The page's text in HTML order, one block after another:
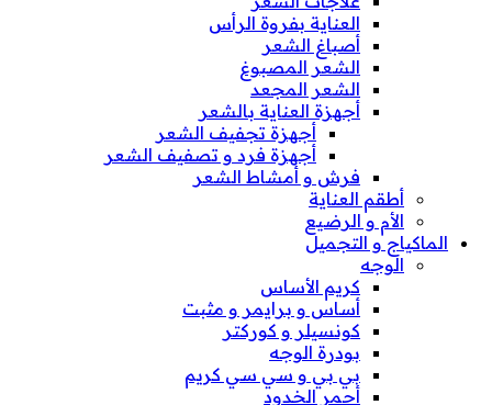
العناية بفروة الرأس
أصباغ الشعر
الشعر المصبوغ
الشعر المجعد
أجهزة العناية بالشعر
أجهزة تجفيف الشعر
أجهزة فرد و تصفيف الشعر
فرش و أمشاط الشعر
أطقم العناية
الأم و الرضيع
الماكياج و التجميل
الوجه
كريم الأساس
أساس و برايمر و مثبت
كونسيلر و كوركتر
بودرة الوجه
بي بي و سي سي كريم
أحمر الخدود